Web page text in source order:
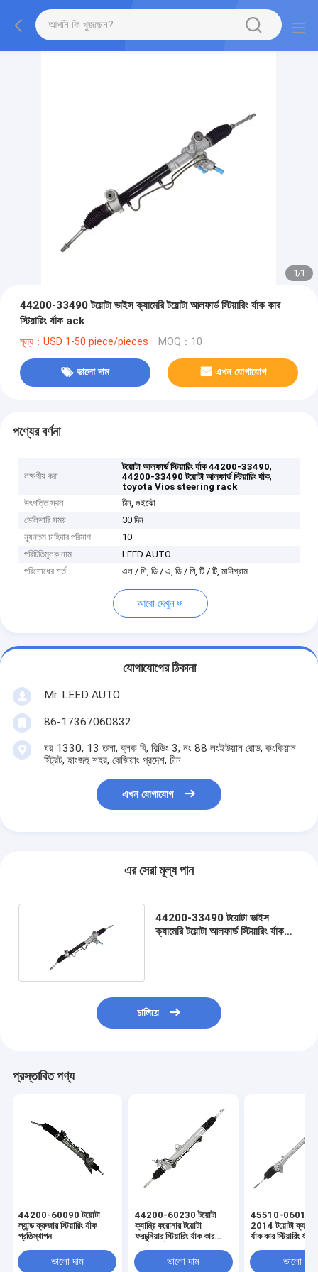
1/1
44200-33490 টয়োটা ভাইস ক্যামেরি টয়োটা আলফার্ড স্টিয়ারিং র্যাক কার
স্টিয়ারিং র্যাক ack
মূল্য：USD 1-50 piece/pieces MOQ：10
ভালো দাম এখন যোগাযোগ
পণ্যের বর্ণনা
লক্ষণীয় করা
টয়োটা আলফার্ড স্টিয়ারিং র্যাক 44200-33490,
44200-33490 টয়োটা আলফার্ড স্টিয়ারিং র্যাক,
toyota Vios steering rack
উৎপত্তি স্থল
চীন, গুইঝৌ
ডেলিভারি সময়
30 দিন
ন্যূনতম চাহিদার পরিমাণ
10
পরিচিতিমুলক নাম
LEED AUTO
পরিশোধের শর্ত
এল / সি, ডি / এ, ডি / পি, টি / টি, মানিগ্রাম
আরো দেখুন
যোগাযোগের ঠিকানা
Mr. LEED AUTO
86-17367060832
ঘর 1330, 13 তলা, ব্লক বি, বিল্ডিং 3, নং 88 লংইউয়ান রোড, কংকিয়ান
স্ট্রিট, হাংজহু শহর, ঝেজিয়াং প্রদেশ, চীন
এখন যোগাযোগ
এর সেরা মূল্য পান
44200-33490 টয়োটা ভাইস
ক্যামেরি টয়োটা আলফার্ড স্টিয়ারিং র্যাক
চালিয়ে
প্রস্তাবিত পণ্য
44200-60090 টয়োটা
ল্যান্ড ক্রুজার স্টিয়ারিং র্যাক
প্রতিস্থাপন
ভালো দাম
44200-60230 টয়োটা
ক্যাম্রি করোনার টয়োটা
ফরচুনিয়ার স্টিয়ারিং র্যাক কার
ভালো দাম
45510-06011
2014 টয়োটা ক্যামেরি
র্যাক কার স্টিয়ারিং র্যাক
ভালো দাম